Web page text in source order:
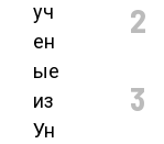
уч
ен
ые
из
Ун